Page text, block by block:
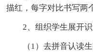
描红，每字对比书写两
2、组织学生展开识
（1）去拼音认读生